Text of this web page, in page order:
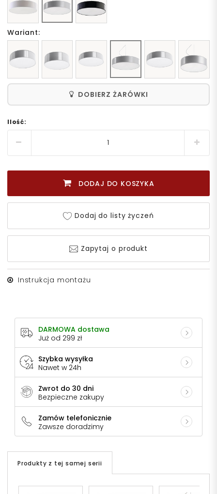
Wariant:
DOBIERZ ŻARÓWKI
Ilość:
DODAJ DO KOSZYKA
Dodaj do listy życzeń
Zapytaj o produkt
Instrukcja montażu
DARMOWA dostawa
Już od 299 zł
Szybka wysyłka
Nawet w 24h
Zwrot do 30 dni
Bezpieczne zakupy
Zamów telefonicznie
Zawsze doradzimy
Produkty z tej samej serii